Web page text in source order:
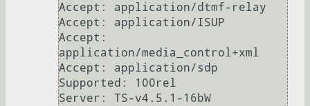
Accept: application/dtmf-relay
Accept: application/ISUP
Accept:
application/media_control+xml
Accept: application/sdp
Supported: 100rel
Server: TS-v4.5.1-16bW